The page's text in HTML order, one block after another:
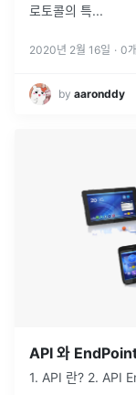
로토콜의 특...
2020년 2월 16일 · 0
by aaronddy
API 와
1. API 란? 2. API